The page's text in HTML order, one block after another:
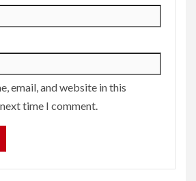
email, and website in this
time I comment.